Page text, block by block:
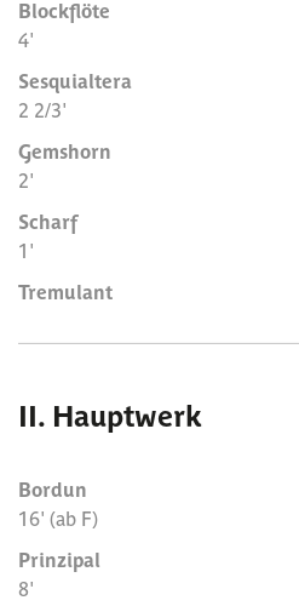
Blockflöte
4'
Sesquialtera
2 2/3'
Gemshorn
2'
Scharf
1'
Tremulant
II. Hauptwerk
Bordun
16' (ab F)
Prinzipal
8'